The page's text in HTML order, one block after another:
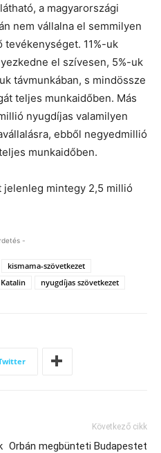
a magyarországi
nem vállalna el semmilyen
11%-uk
el szívesen, 5%-uk
távmunkában, s mindössze
teljes munkaidőben. Más
nyugdíjas valamilyen
ebből negyedmillió
munkaidőben.
jelenleg mintegy 2,5 millió
-
kismama-szövetkezet
nyugdíjas szövetkezet
Következő cikk
Orbán megbünteti Budapestet